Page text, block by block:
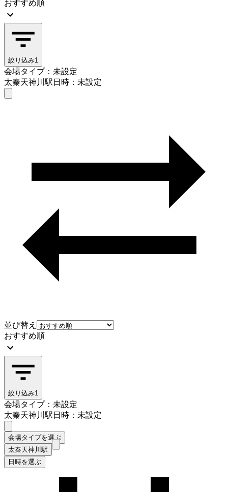
おすすめ順
絞り込み1
会場タイプ：未設定
太秦天神川駅日時：未設定
並び替え
おすすめ順
絞り込み1
会場タイプ：未設定
太秦天神川駅日時：未設定
会場タイプを選ぶ
太秦天神川駅
日時を選ぶ